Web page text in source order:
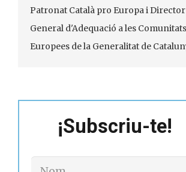
Patronat Català pro Europa i Director
General d'Adequació a les Comunitats
Europees de la Generalitat de
¡Subscriu-te!